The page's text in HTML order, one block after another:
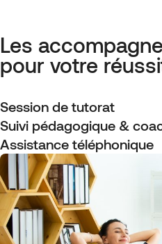
Les
pour votre
Session de tutorat
Suivi pédagogique &
Assistance téléphonique